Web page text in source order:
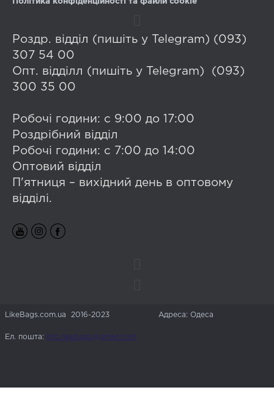
Політика конфіденційності та файли cookie
Роздр. відділ (пишіть у Telegram) (093)
307 54 00
Опт. відділл (пишіть у Telegram) (093)
300 35 00
Робочі години: с 9:00 до 17:00
Роздрібний відділ
Робочі години: с 7:00 до 14:00
Оптовий відділ
П'ятниця – вихідний день в оптовому
відділі.
LikeBags.com.ua 2016-2023 Адреса: Одеса
Ел. пошта: info.likebags@gmail.com